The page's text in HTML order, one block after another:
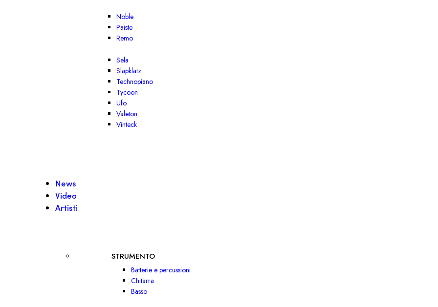
Noble
Paiste
Remo
Sela
Slapklatz
Technopiano
Tycoon
Ufo
Valeton
Vinteck
News
Video
Artisti
STRUMENTO
Batterie e percussioni
Chitarra
Basso